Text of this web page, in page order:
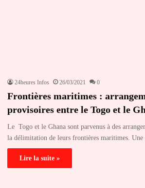
24heures Infos 26/03/2021 0
Frontières maritimes :
provisoires entre le Togo et le
Le Togo et le Ghana sont parvenus à des
la délimitation de leurs frontières maritimes. Une
Lire la suite »